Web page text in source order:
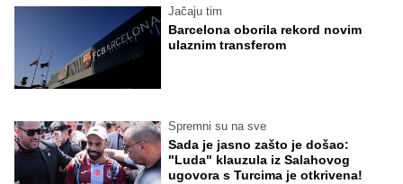
Jačaju tim
Barcelona oborila rekord novim
ulaznim transferom
Spremni su na sve
Sada je jasno zašto je došao:
"Luda" klauzula iz Salahovog
ugovora s Turcima je otkrivena!